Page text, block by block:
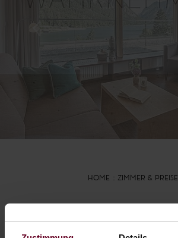
HOME ZIMMER & PREISE
Unverbindlich